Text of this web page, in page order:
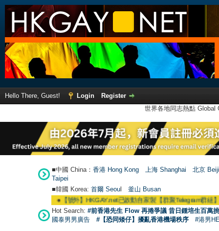
Hello There, Guest! Login
Register
世界各地同志熱點
■中國 China： 香港 Hong Kong 上海 Shanghai
北京
Taipei
■韓國 Korea: 首爾 Seoul 釜山 Busan
【號外】HKGAY.net已啟動自家製【群聚Telegram群組
Hot Search: #前香港先生 Flow 再捲爭議 昔日鍾培生百萬
國泰男男廣告
#【恐同矮仔】擾亂香港機場秩序 #港男